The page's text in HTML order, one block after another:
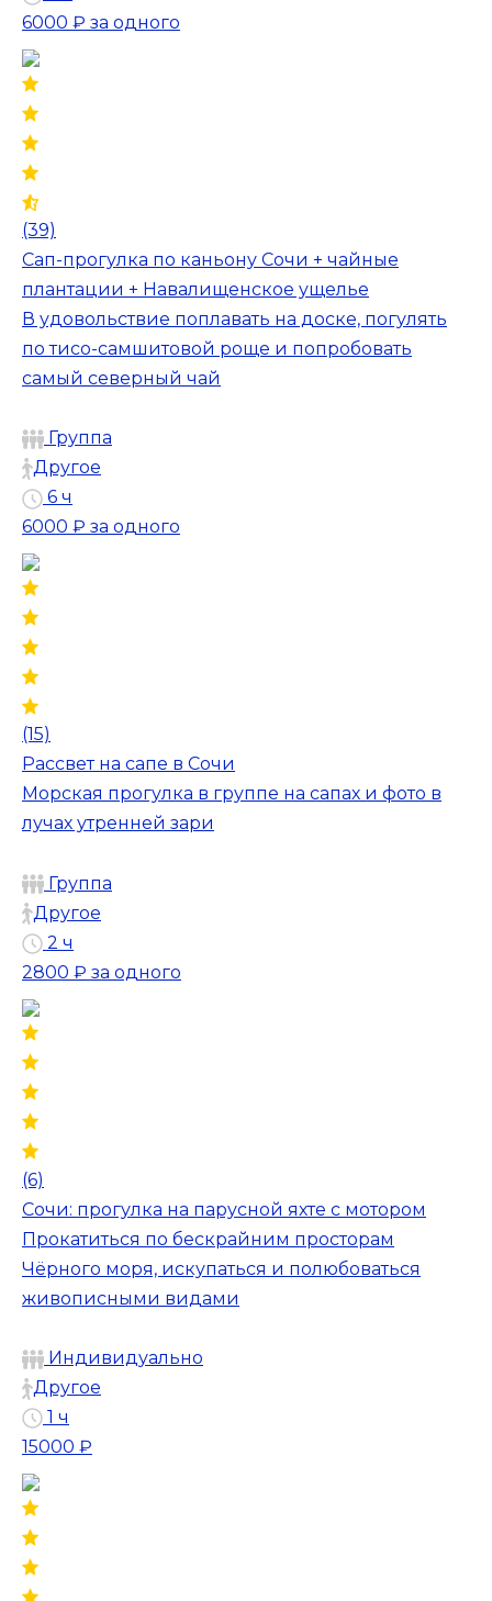
6000 ₽ за одного
(39)
Сап-прогулка по каньону Сочи + чайные
плантации + Навалищенское ущелье
В удовольствие поплавать на доске, погулять
по тисо-самшитовой роще и попробовать
самый северный чай
Группа
Другое
6 ч
6000 ₽ за одного
(15)
Рассвет на сапе в Сочи
Морская прогулка в группе на сапах и фото в
лучах утренней зари
Группа
Другое
2 ч
2800 ₽ за одного
(6)
Сочи: прогулка на парусной яхте с мотором
Прокатиться по бескрайним просторам
Чёрного моря, искупаться и полюбоваться
живописными видами
Индивидуально
Другое
1 ч
15000 ₽